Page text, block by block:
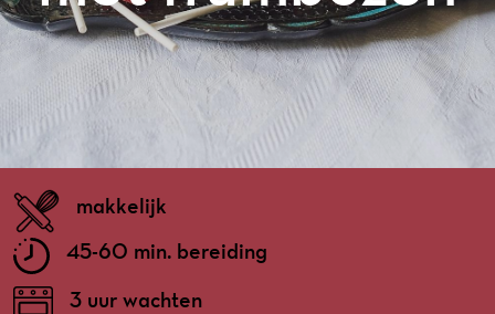
makkelijk
45-60 min. bereiding
3 uur wachten